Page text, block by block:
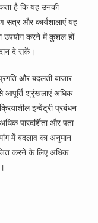
है कि यह उनकी
सत्र और कार्यशालाएं यह
उपयोग करने में कुशल हों
दे सकें।
और बदलती बाजार
आपूर्ति श्रृंखलाएं अधिक
इन्वेंट्री प्रबंधन
पारदर्शिता और पता
में बदलाव का अनुमान
करने के लिए अधिक